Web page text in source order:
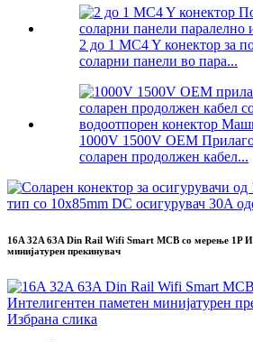
2 до 1 MC4 Y конектор за
соларни панели во пара...
1000V 1500V OEM
соларен продолжен кабел...
16A 32A 63A Din Rail Wifi Smart MCB со мерење 1P
минијатурен прекинувач